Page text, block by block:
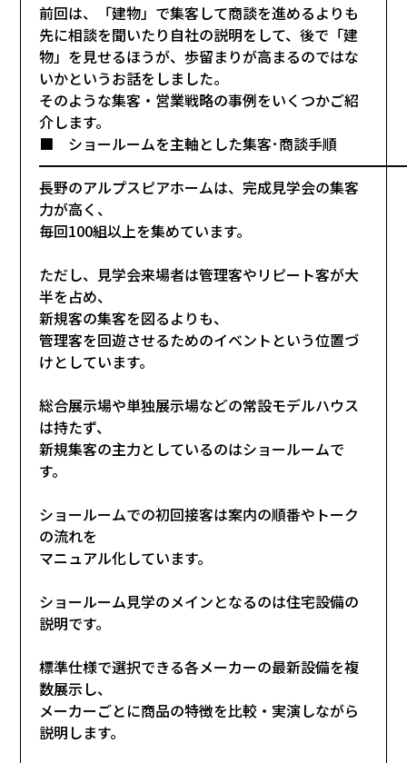
前回は、「建物」で集客して商談を進めるよりも
先に相談を聞いたり自社の説明をして、後で「建
物」を見せるほうが、歩留まりが高まるのではな
いかというお話をしました。
そのような集客・営業戦略の事例をいくつかご紹
介します。
■ ショールームを主軸とした集客･商談手順
長野のアルプスピアホームは、完成見学会の集客
力が高く、
毎回100組以上を集めています。
ただし、見学会来場者は管理客やリピート客が大
半を占め、
新規客の集客を図るよりも、
管理客を回遊させるためのイベントという位置づ
けとしています。
総合展示場や単独展示場などの常設モデルハウス
は持たず、
新規集客の主力としているのはショールームで
す。
ショールームでの初回接客は案内の順番やトーク
の流れを
マニュアル化しています。
ショールーム見学のメインとなるのは住宅設備の
説明です。
標準仕様で選択できる各メーカーの最新設備を複
数展示し、
メーカーごとに商品の特徴を比較・実演しながら
説明します。